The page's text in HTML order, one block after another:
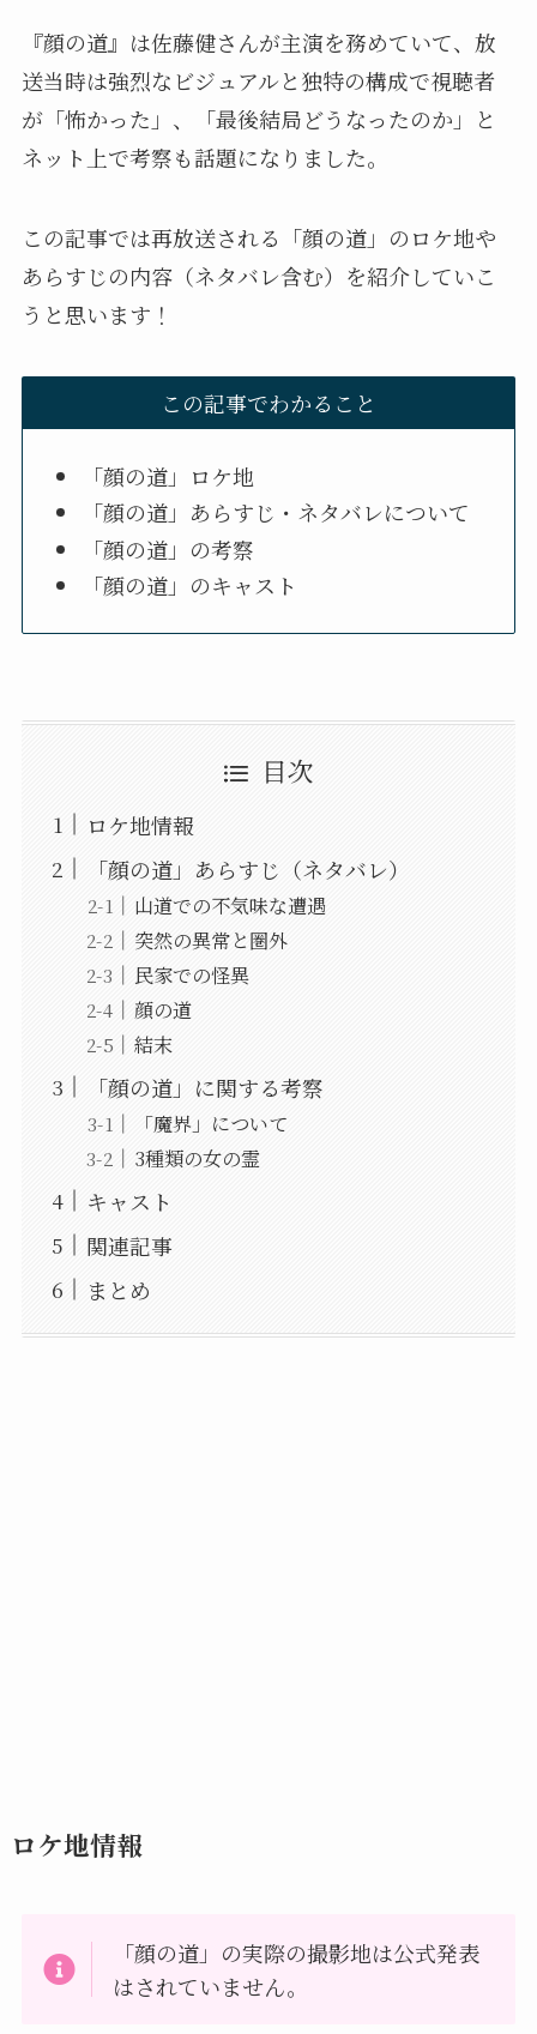
『顔の道』は佐藤健さんが主演を務めていて、放
送当時は強烈なビジュアルと独特の構成で視聴者
が「怖かった」、「最後結局どうなったのか」と
ネット上で考察も話題になりました。
この記事では再放送される「顔の道」のロケ地や
あらすじの内容（ネタバレ含む）を紹介していこ
うと思います！
この記事でわかること
「顔の道」ロケ地
「顔の道」あらすじ・ネタバレについて
「顔の道」の考察
「顔の道」のキャスト
目次
ロケ地情報
「顔の道」あらすじ（ネタバレ）
山道での不気味な遭遇
突然の異常と圏外
民家での怪異
顔の道
結末
「顔の道」に関する考察
「魔界」について
3種類の女の霊
キャスト
関連記事
まとめ
ロケ地情報
「顔の道」の実際の撮影地は公式発表
はされていません。